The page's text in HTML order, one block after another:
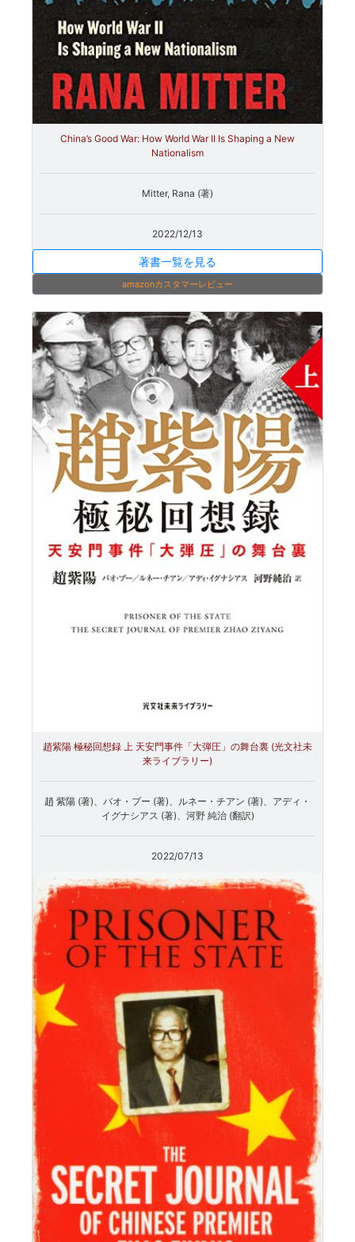
China’s Good War: How World War II Is Shaping a New
Nationalism
Mitter, Rana (著)
2022/12/13
著書一覧を見る
amazonカスタマーレビュー
趙紫陽 極秘回想録 上 天安門事件「大弾圧」の舞台裏 (光文社未
来ライブラリー)
趙 紫陽 (著)、バオ・プー (著)、ルネー・チアン (著)、アディ・
イグナシアス (著)、河野 純治 (翻訳)
2022/07/13